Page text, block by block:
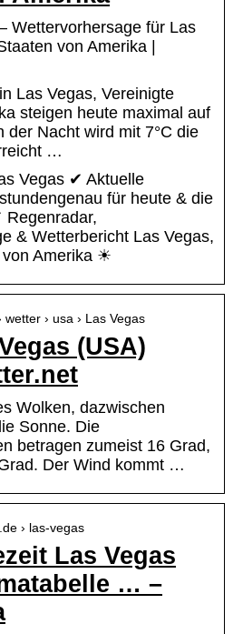
Wettervorhersage für Las
von Amerika |
Las Vegas, Vereinigte
steigen heute maximal auf
der Nacht wird mit 7°C die
…
Vegas ✔ Aktuelle
für heute & die
Regenradar,
& Wetterbericht Las Vegas,
Amerika ☀
› usa › Las Vegas
(USA)
Wolken, dazwischen
Sonne. Die
betragen zumeist 16 Grad,
Der Wind kommt …
› las-vegas
Las Vegas
… –